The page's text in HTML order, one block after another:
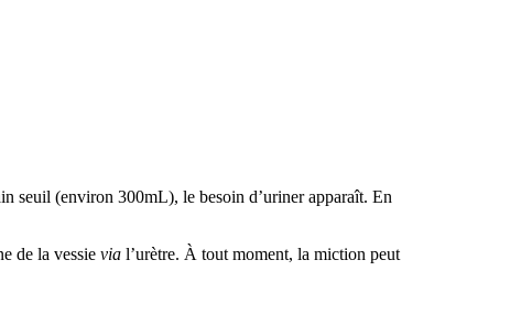
seuil (environ 300mL), le besoin d’uriner apparaît. En
de la vessie vial’urètre. À tout moment, la miction peut